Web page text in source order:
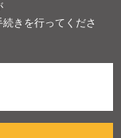
きを行ってくださ